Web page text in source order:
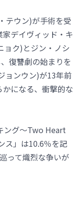
テウン)が手術を受
デイヴィッド・キ
ョク)とジン・ノシ
復讐劇の始まりを
ョンウン)が13年前
になる、衝撃的な
ング～Two Heart
ス」は10.6％を記
って熾烈な争いが